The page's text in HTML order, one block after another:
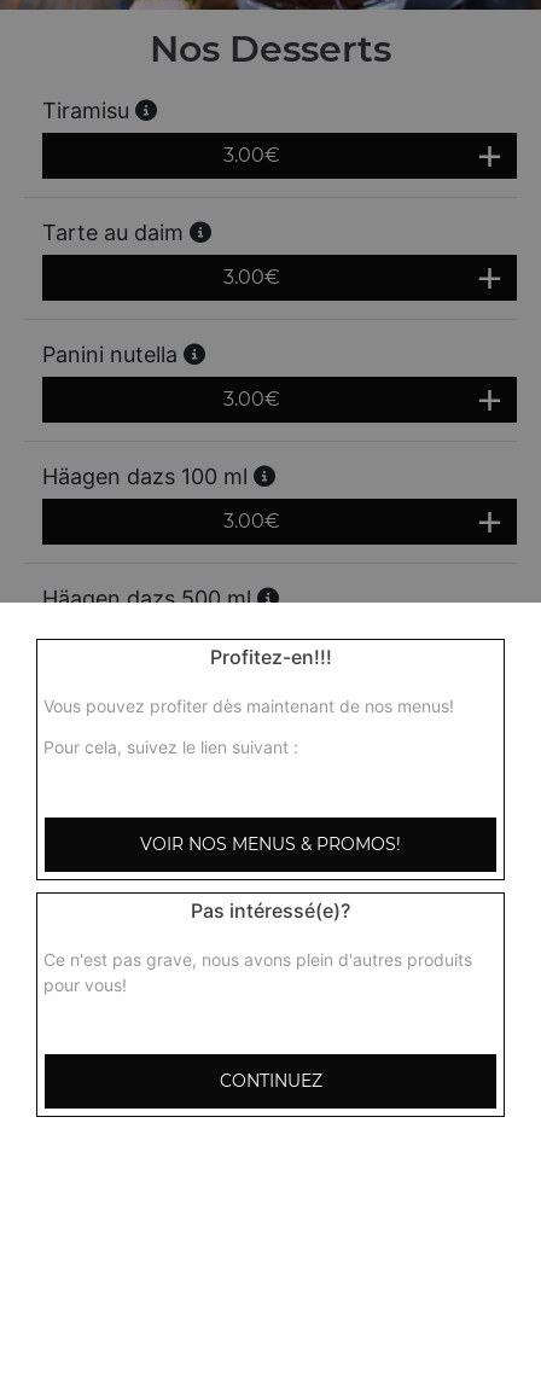
Nos Desserts
Tiramisu
3.00€
Tarte au daim
3.00€
Panini nutella
3.00€
Häagen dazs 100 ml
3.00€
Häagen dazs 500 ml
7.00€
2 Place des Sables
72190 Coulaines
Profitez-en!!!
Vous pouvez profiter dès maintenant de nos menus!
Pour cela, suivez le lien suivant :
VOIR NOS MENUS & PROMOS!
Pas intéressé(e)?
Ce n'est pas grave, nous avons plein d'autres produits
pour vous!
CONTINUEZ